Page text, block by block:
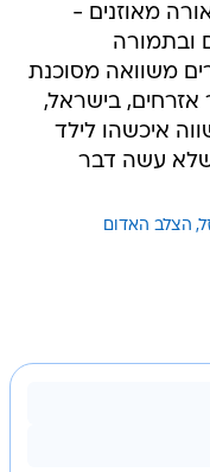
מאוזנים -
ובתמורה
משוואה מסוכנת
בישראל,
איכשהו לילד
בעזה, שלא עשה דבר
הצלב האדום